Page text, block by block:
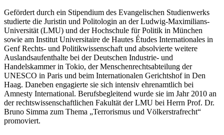
Gefördert durch ein Stipendium des Evangelischen Studienwerks
studierte die Juristin und Politologin an der Ludwig-Maximilians-
Universität (LMU) und der Hochschule für Politik in München
sowie am Institut Universitaire de Hautes Études Internationales in
Genf Rechts- und Politikwissenschaft und absolvierte weitere
Auslandsaufenthalte bei der Deutschen Industrie- und
Handelskammer in Tokio, der Menschenrechtsabteilung der
UNESCO in Paris und beim Internationalen Gerichtshof in Den
Haag. Daneben engagierte sie sich intensiv ehrenamtlich bei
Amnesty International. Berufsbegleitend wurde sie im Jahr 2010 an
der rechtswissenschaftlichen Fakultät der LMU bei Herrn Prof. Dr.
Bruno Simma zum Thema „Terrorismus und Völkerstrafrecht“
promoviert.